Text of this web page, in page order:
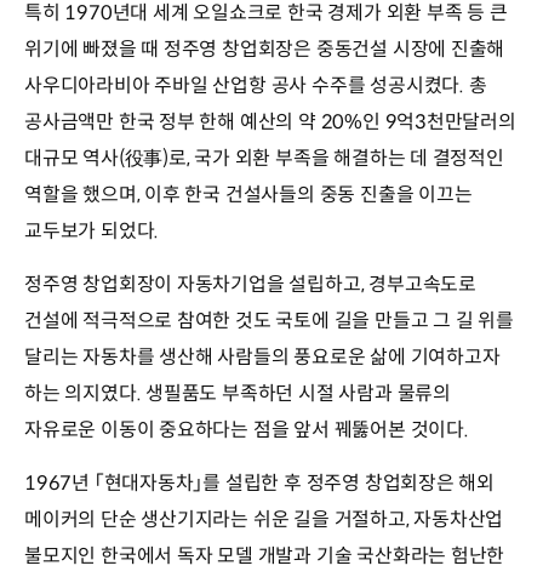
특히 1970년대 세계 오일쇼크로 한국 경제가 외환 부족 등 큰
위기에 빠졌을 때 정주영 창업회장은 중동건설 시장에 진출해
사우디아라비아 주바일 산업항 공사 수주를 성공시켰다. 총
공사금액만 한국 정부 한해 예산의 약 20%인 9억3천만달러의
대규모 역사(役事)로, 국가 외환 부족을 해결하는 데 결정적인
역할을 했으며, 이후 한국 건설사들의 중동 진출을 이끄는
교두보가 되었다.
정주영 창업회장이 자동차기업을 설립하고, 경부고속도로
건설에 적극적으로 참여한 것도 국토에 길을 만들고 그 길 위를
달리는 자동차를 생산해 사람들의 풍요로운 삶에 기여하고자
하는 의지였다. 생필품도 부족하던 시절 사람과 물류의
자유로운 이동이 중요하다는 점을 앞서 꿰뚫어본 것이다.
1967년 「현대자동차」를 설립한 후 정주영 창업회장은 해외
메이커의 단순 생산기지라는 쉬운 길을 거절하고, 자동차산업
불모지인 한국에서 독자 모델 개발과 기술 국산화라는 험난한